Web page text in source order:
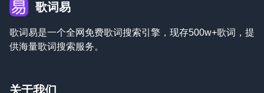
歌词易
歌词易是一个全网免费歌词搜索引擎，现存500w+歌词，提
供海量歌词搜索服务。
关于我们